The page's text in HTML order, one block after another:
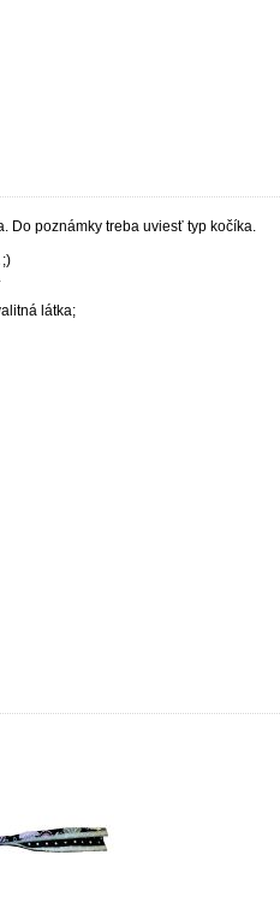
Do poznámky treba uviesť typ kočíka.
látka;